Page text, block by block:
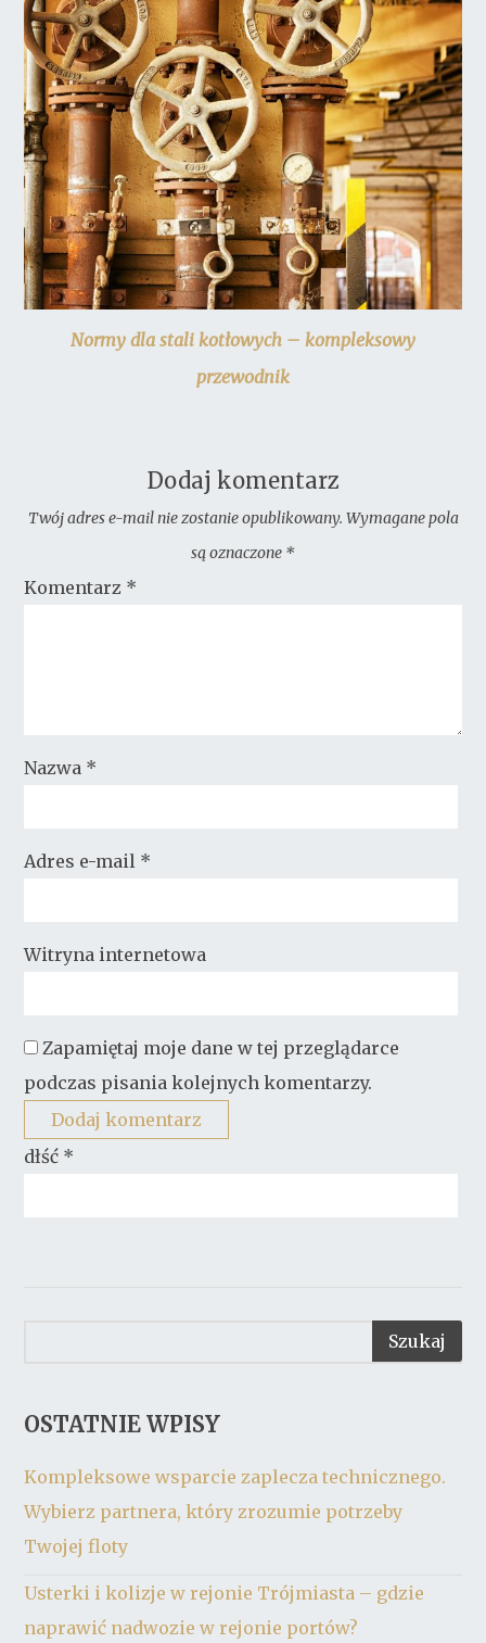
Normy dla stali kotłowych – kompleksowy
przewodnik
Dodaj komentarz
Twój adres e-mail nie zostanie opublikowany. Wymagane pola
są oznaczone *
Komentarz *
Nazwa *
Adres e-mail *
Witryna internetowa
Zapamiętaj moje dane w tej przeglądarce
podczas pisania kolejnych komentarzy.
dłść *
OSTATNIE WPISY
Kompleksowe wsparcie zaplecza technicznego.
Wybierz partnera, który zrozumie potrzeby
Twojej floty
Usterki i kolizje w rejonie Trójmiasta – gdzie
naprawić nadwozie w rejonie portów?